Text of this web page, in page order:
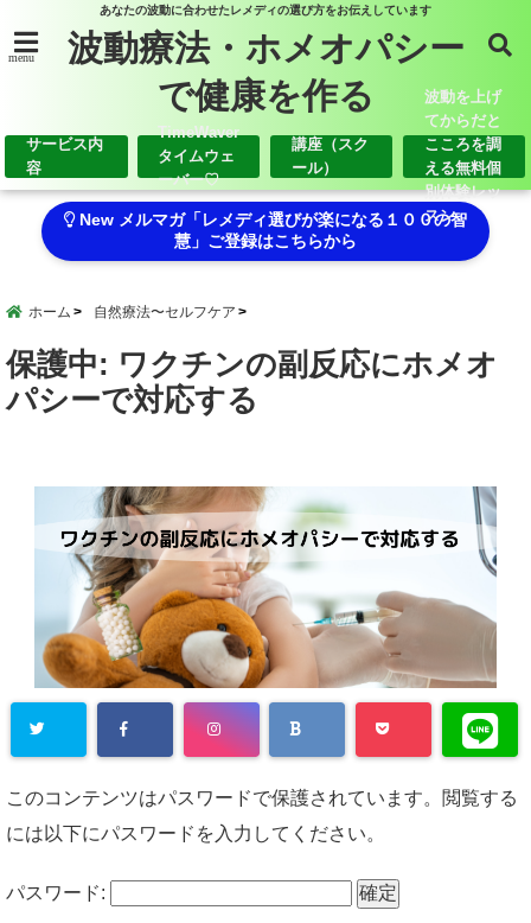
あなたの波動に合わせたレメディの選び方をお伝えしています
menu
波動療法・ホメオパシー
で健康を作る
サービス内
容
TimeWaver
タイムウェ
ーバー♡
講座（スク
ール）
波動を上げ
てからだと
こころを調
える無料個
別体験レッ
スン
New メルマガ「レメディ選びが楽になる１００の智
慧」ご登録はこちらから
ホーム 自然療法〜セルフケア
保護中: ワクチンの副反応にホメオ
パシーで対応する
このコンテンツはパスワードで保護されています。閲覧する
には以下にパスワードを入力してください。
パスワード: